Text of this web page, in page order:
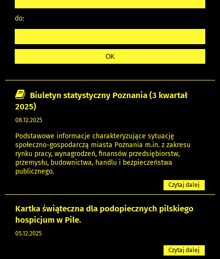
do:
Biuletyn statystyczny Poznania (3 kwartał
2025)
08.12.2025
Podstawowe informacje charakteryzujące sytuację
społeczno-gospodarczą miasta Poznania m.in. z zakresu
rynku pracy, wynagrodzeń, finansów przedsiębiorstw,
przemysłu, budownictwa, handlu i bezpieczeństwa
publicznego.
Czytaj dalej
Kartka świąteczna dla podopiecznych pilskiego
hospicjum w Pile.
05.12.2025
Czytaj dalej